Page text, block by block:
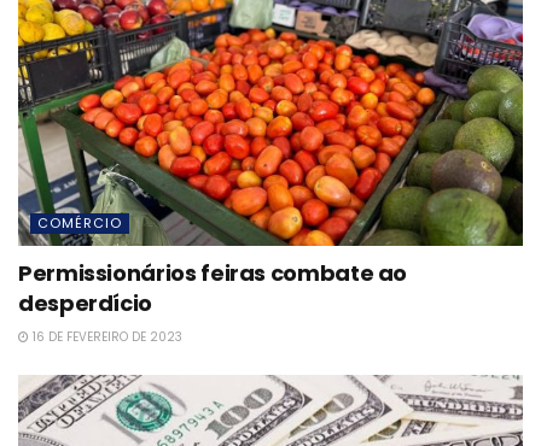
COMÉRCIO
Permissionários feiras combate ao
desperdício
16 DE FEVEREIRO DE 2023